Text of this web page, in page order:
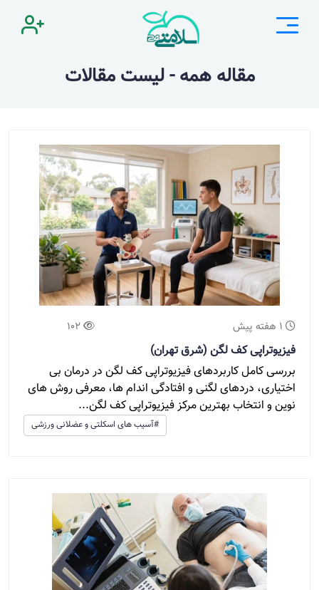
مقاله همه - لیست مقالات
1 هفته پیش 102
فیزیوتراپی کف لگن (شرق تهران)
بررسی کامل کاربردهای فیزیوتراپی کف لگن در درمان بی
اختیاری، دردهای لگنی و افتادگی اندام ها، معرفی روش های
نوین و انتخاب بهترین مرکز فیزیوتراپی کف لگن...
#آسیب های اسکلتی و عضلانی ورزشی